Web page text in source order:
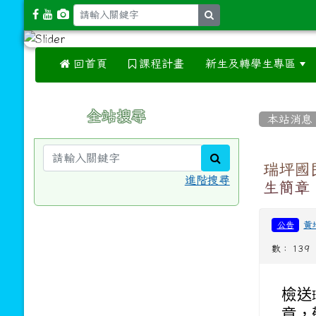
 回首頁 課程計畫 新生及轉學生專區
本站消息
瑞坪國
生簡章
公告 黃
數： 139
檢送
全站搜尋
進階搜尋